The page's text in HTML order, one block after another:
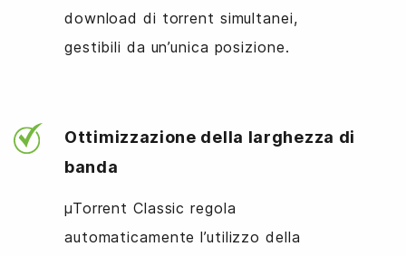
download di torrent simultanei,
gestibili da un’unica posizione.
Ottimizzazione della larghezza di
banda
µTorrent Classic regola
automaticamente l’utilizzo della